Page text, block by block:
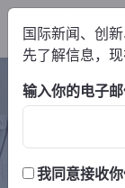
生理疗法
应商
15
国际新闻、创
先了解信息，现
输入你的电子邮
我同意接收